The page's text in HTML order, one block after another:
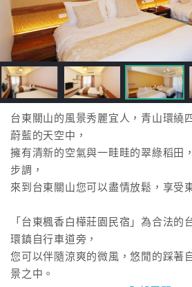
直
接
跟
飯
店
訂
房
HOT
特
民
宿
台東關山的風景秀麗宜人，青山環繞
蔚藍的天空中，
擁有清新的空氣與一畦畦的翠綠稻田
步調，
來到台東關山您可以盡情放鬆，享受
「台東楓香白樺莊園民宿」為合法的
環鎮自行車道旁，
您可以伴隨涼爽的微風，悠閒的踩著
景之中。